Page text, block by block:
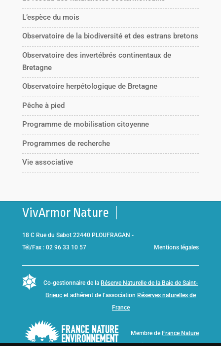
L’espèce du mois
Observatoire de la biodiversité et des estrans bretons
Observatoire des invertébrés continentaux de
Bretagne
Observatoire herpétologique de Bretagne
Pêche à pied
Programme de mobilisation citoyenne
Programmes de recherche
Vie associative
VivArmor Nature
18 C Rue du Sabot 22440 PLOUFRAGAN -
Tél/Fax : 02 96 33 10 57
Mentions légales
Co-gestionnaire de la Réserve Naturelle de la Baie de Saint-
Brieuc et adhérent de l’association Réserves naturelles de
France
Membre de France Nature